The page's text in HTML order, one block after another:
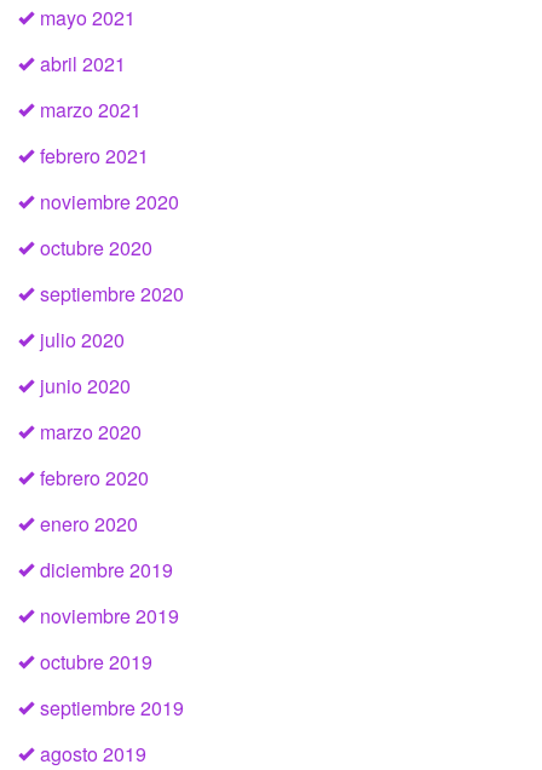
mayo 2021
abril 2021
marzo 2021
febrero 2021
noviembre 2020
octubre 2020
septiembre 2020
julio 2020
junio 2020
marzo 2020
febrero 2020
enero 2020
diciembre 2019
noviembre 2019
octubre 2019
septiembre 2019
agosto 2019